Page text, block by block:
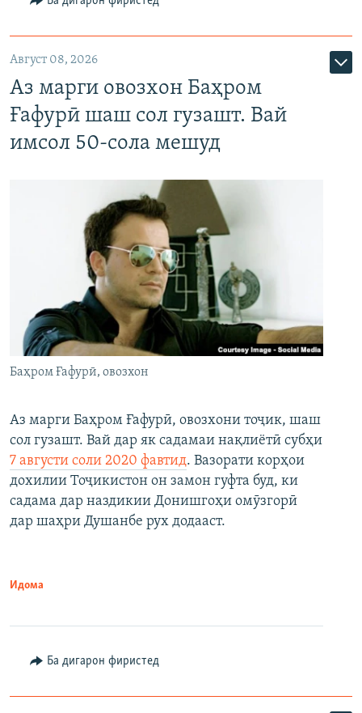
Август 08, 2026
Аз марги овозхон Баҳром
Ғафурӣ шаш сол гузашт. Вай
имсол 50-сола мешуд
Баҳром Ғафурӣ, овозхон
Аз марги Баҳром Ғафурӣ, овозхони тоҷик, шаш
сол гузашт. Вай дар як садамаи нақлиётӣ субҳи
7 августи соли 2020 фавтид. Вазорати корҳои
дохилии Тоҷикистон он замон гуфта буд, ки
садама дар наздикии Донишгоҳи омӯзгорӣ
дар шаҳри Душанбе рух додааст.
Идома
Ба дигарон фиристед